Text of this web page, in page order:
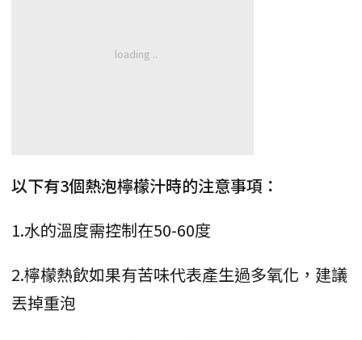
以下有3個熱泡檸檬汁時的注意事項：
1.水的溫度需控制在50-60度
2.檸檬熱飲如果有苦味代表產生過多氧化，建議
丟掉重泡